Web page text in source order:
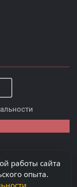
работы сайта
опыта.